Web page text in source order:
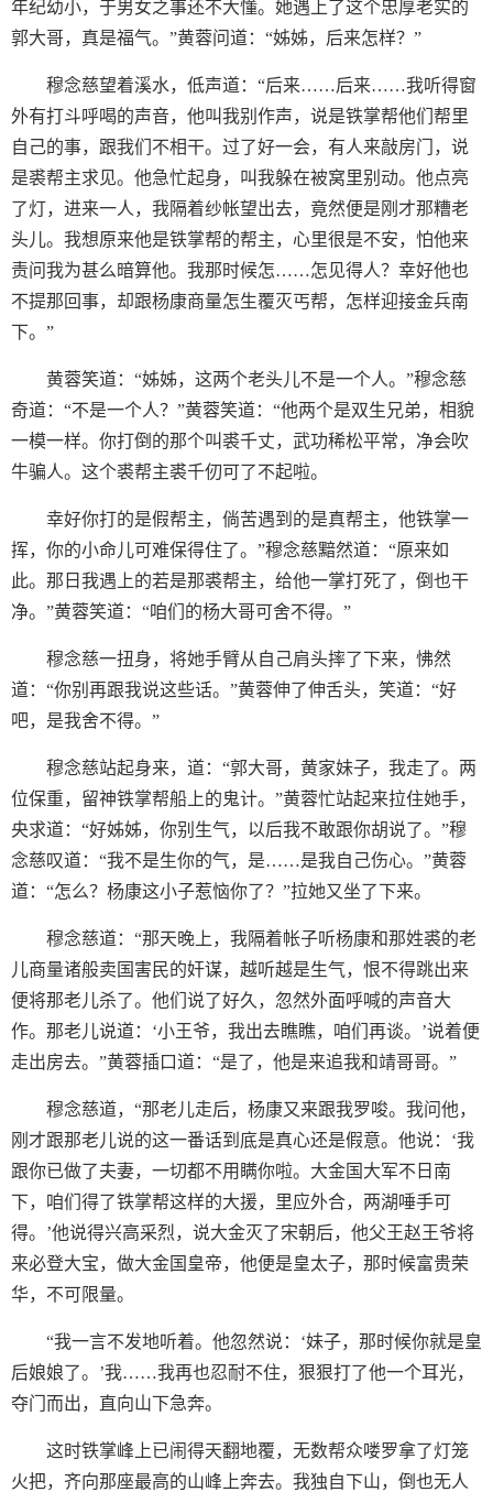
年纪幼小，于男女之事还不大懂。她遇上了这个忠厚老实的
郭大哥，真是福气。”黄蓉问道：“姊姊，后来怎样？”
穆念慈望着溪水，低声道：“后来……后来……我听得窗
外有打斗呼喝的声音，他叫我别作声，说是铁掌帮他们帮里
自己的事，跟我们不相干。过了好一会，有人来敲房门，说
是裘帮主求见。他急忙起身，叫我躲在被窝里别动。他点亮
了灯，进来一人，我隔着纱帐望出去，竟然便是刚才那糟老
头儿。我想原来他是铁掌帮的帮主，心里很是不安，怕他来
责问我为甚么暗算他。我那时候怎……怎见得人？幸好他也
不提那回事，却跟杨康商量怎生覆灭丐帮，怎样迎接金兵南
下。”
黄蓉笑道：“姊姊，这两个老头儿不是一个人。”穆念慈
奇道：“不是一个人？”黄蓉笑道：“他两个是双生兄弟，相貌
一模一样。你打倒的那个叫裘千丈，武功稀松平常，净会吹
牛骗人。这个裘帮主裘千仞可了不起啦。
幸好你打的是假帮主，倘苦遇到的是真帮主，他铁掌一
挥，你的小命儿可难保得住了。”穆念慈黯然道：“原来如
此。那日我遇上的若是那裘帮主，给他一掌打死了，倒也干
净。”黄蓉笑道：“咱们的杨大哥可舍不得。”
穆念慈一扭身，将她手臂从自己肩头摔了下来，怫然
道：“你别再跟我说这些话。”黄蓉伸了伸舌头，笑道：“好
吧，是我舍不得。”
穆念慈站起身来，道：“郭大哥，黄家妹子，我走了。两
位保重，留神铁掌帮船上的鬼计。”黄蓉忙站起来拉住她手，
央求道：“好姊姊，你别生气，以后我不敢跟你胡说了。”穆
念慈叹道：“我不是生你的气，是……是我自己伤心。”黄蓉
道：“怎么？杨康这小子惹恼你了？”拉她又坐了下来。
穆念慈道：“那天晚上，我隔着帐子听杨康和那姓裘的老
儿商量诸般卖国害民的奸谋，越听越是生气，恨不得跳出来
便将那老儿杀了。他们说了好久，忽然外面呼喊的声音大
作。那老儿说道：‘小王爷，我出去瞧瞧，咱们再谈。’说着便
走出房去。”黄蓉插口道：“是了，他是来追我和靖哥哥。”
穆念慈道，“那老儿走后，杨康又来跟我罗唆。我问他，
刚才跟那老儿说的这一番话到底是真心还是假意。他说：‘我
跟你已做了夫妻，一切都不用瞒你啦。大金国大军不日南
下，咱们得了铁掌帮这样的大援，里应外合，两湖唾手可
得。’他说得兴高采烈，说大金灭了宋朝后，他父王赵王爷将
来必登大宝，做大金国皇帝，他便是皇太子，那时候富贵荣
华，不可限量。
“我一言不发地听着。他忽然说：‘妹子，那时候你就是皇
后娘娘了。’我……我再也忍耐不住，狠狠打了他一个耳光，
夺门而出，直向山下急奔。
这时铁掌峰上已闹得天翻地覆，无数帮众喽罗拿了灯笼
火把，齐向那座最高的山峰上奔去。我独自下山，倒也无人